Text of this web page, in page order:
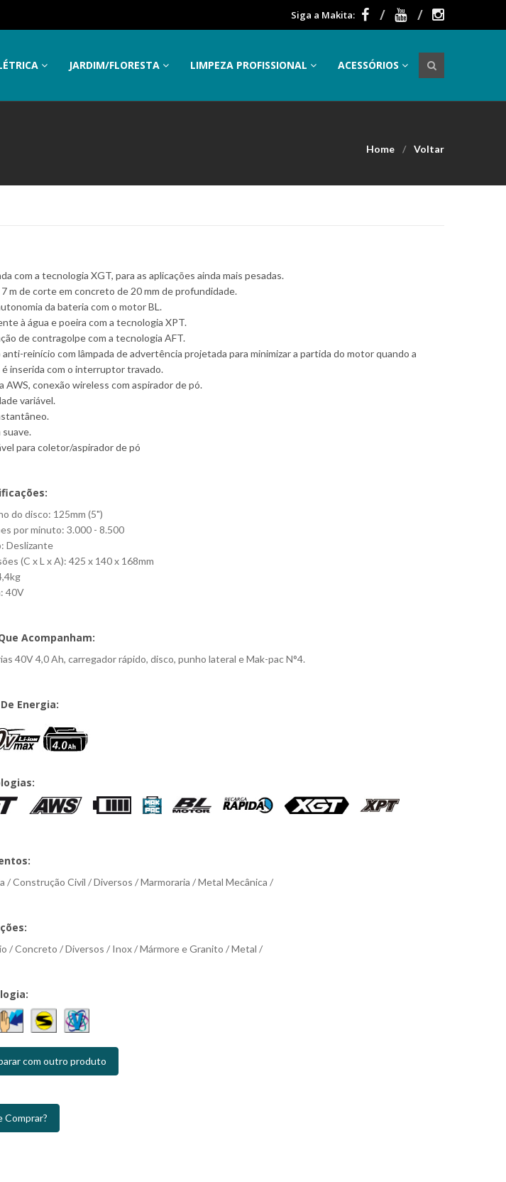
Siga a Makita:
JARDIM/FLORESTA LIMPEZA PROFISSIONAL ACESSÓRIOS
Home Voltar
com a tecnologia XGT, para as aplicações ainda mais pesadas.
7 m de corte em concreto de 20 mm de profundidade.
da bateria com o motor BL.
à água e poeira com a tecnologia XPT.
de contragolpe com a tecnologia AFT.
anti-reinício com lâmpada de advertência projetada para minimizar a partida do motor quando a
inserida com o interruptor travado.
AWS, conexão wireless com aspirador de pó.
variável.
suave.
para coletor/aspirador de pó
do disco: 125mm (5")
por minuto: 3.000 - 8.500
Deslizante
(C x L x A): 425 x 140 x 168mm
40V
Acompanham:
40V 4,0 Ah, carregador rápido, disco, punho lateral e Mak-pac N°4.
Energia:
/ Construção Civil / Diversos / Marmoraria / Metal Mecânica /
/ Concreto / Diversos / Inox / Mármore e Granito / Metal /
com outro produto
Comprar?